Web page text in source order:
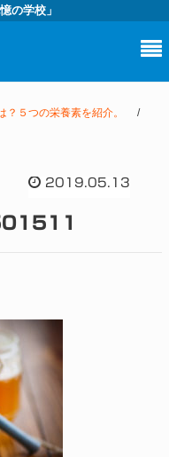
の学校」
５つの栄養素を紹介。
/
2019.05.13